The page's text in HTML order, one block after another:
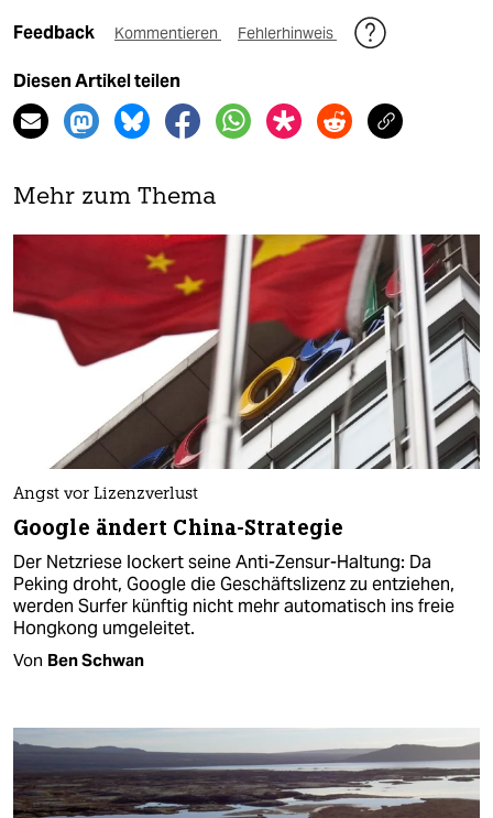
Feedback Kommentieren Fehlerhinweis
Diesen Artikel teilen
Mehr zum Thema
Angst vor Lizenzverlust
Google ändert China-Strategie
Der Netzriese lockert seine Anti-Zensur-Haltung: Da
Peking droht, Google die Geschäftslizenz zu entziehen,
werden Surfer künftig nicht mehr automatisch ins freie
Hongkong umgeleitet.
Von Ben Schwan